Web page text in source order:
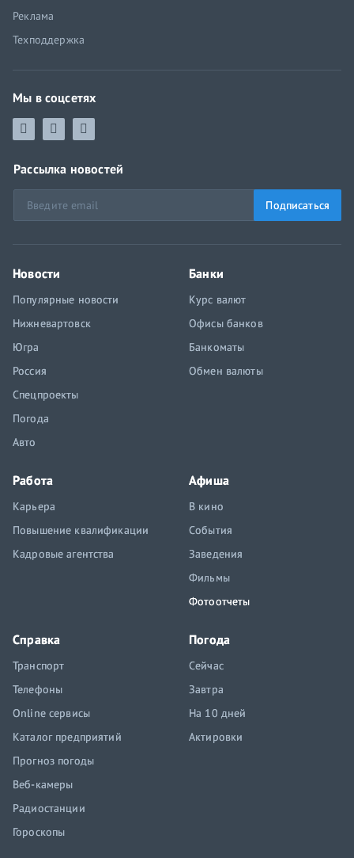
Реклама
Техподдержка
Мы в соцсетях
Рассылка новостей
Подписаться
Новости
Популярные новости
Нижневартовск
Югра
Россия
Спецпроекты
Погода
Авто
Банки
Курс валют
Офисы банков
Банкоматы
Обмен валюты
Работа
Карьера
Повышение квалификации
Кадровые агентства
Афиша
В кино
События
Заведения
Фильмы
Фотоотчеты
Справка
Транспорт
Телефоны
Online сервисы
Каталог предприятий
Прогноз погоды
Веб-камеры
Радиостанции
Гороскопы
Погода
Сейчас
Завтра
На 10 дней
Актировки